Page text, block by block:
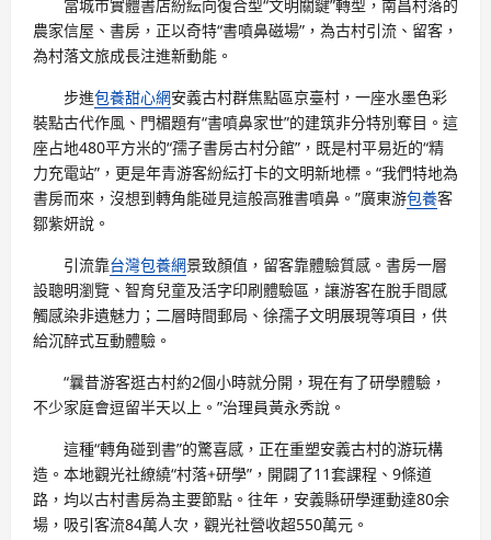
當城市實體書店紛紜向復合型“文明關鍵”轉型，南昌村落的
農家信屋、書房，正以奇特“書噴鼻磁場”，為古村引流、留客，
為村落文旅成長注進新動能。
步進包養甜心網安義古村群焦點區京臺村，一座水墨色彩
裝點古代作風、門楣題有“書噴鼻家世”的建筑非分特別奪目。這
座占地480平方米的“孺子書房古村分館”，既是村平易近的“精
力充電站”，更是年青游客紛紜打卡的文明新地標。“我們特地為
書房而來，沒想到轉角能碰見這般高雅書噴鼻。”廣東游包養客
鄒紫妍說。
引流靠台灣包養網景致顏值，留客靠體驗質感。書房一層
設聰明瀏覽、智育兒童及活字印刷體驗區，讓游客在脫手間感
觸感染非遺魅力；二層時間郵局、徐孺子文明展現等項目，供
給沉醉式互動體驗。
“曩昔游客逛古村約2個小時就分開，現在有了研學體驗，
不少家庭會逗留半天以上。”治理員黃永秀說。
這種“轉角碰到書”的驚喜感，正在重塑安義古村的游玩構
造。本地觀光社繚繞“村落+研學”，開闢了11套課程、9條道
路，均以古村書房為主要節點。往年，安義縣研學運動達80余
場，吸引客流84萬人次，觀光社營收超550萬元。